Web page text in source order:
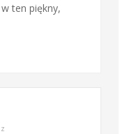
ten piękny,